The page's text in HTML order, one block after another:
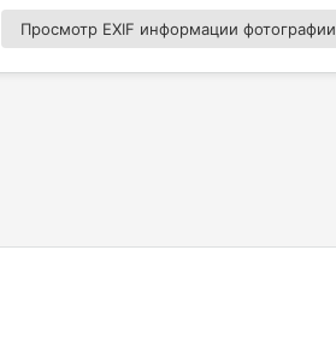
Просмотр EXIF информации фотографии